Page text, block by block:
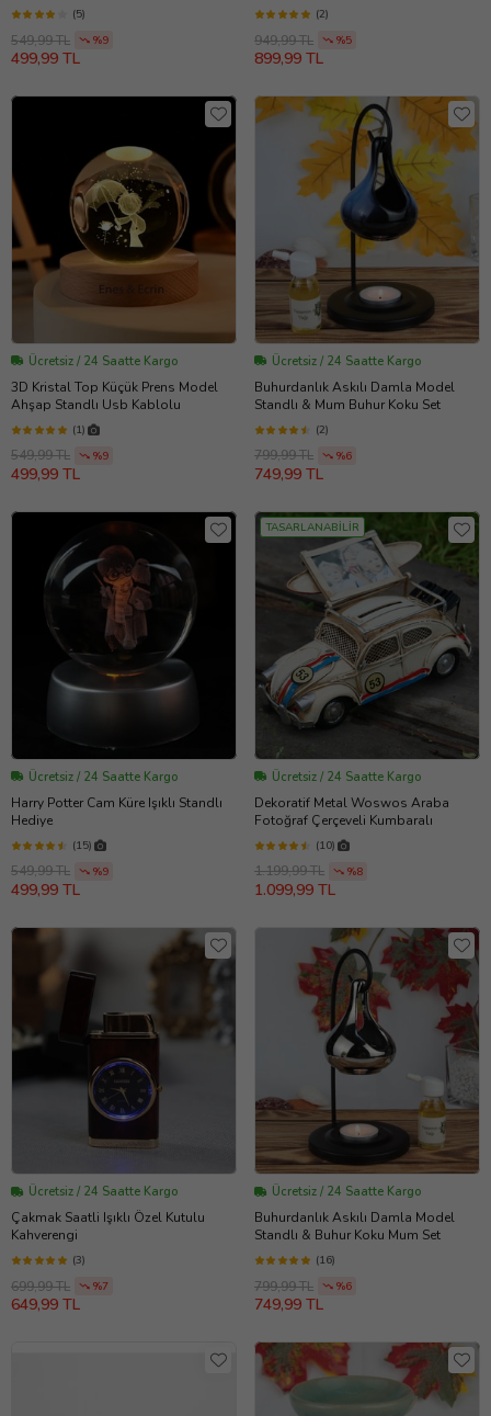
(5)
549,99 TL %9
499,99 TL
(2)
949,99 TL %5
899,99 TL
Ücretsiz / 24 Saatte Kargo
3D Kristal Top Küçük Prens Model
Ahşap Standlı Usb Kablolu
(1)
549,99 TL %9
499,99 TL
Ücretsiz / 24 Saatte Kargo
Buhurdanlık Askılı Damla Model
Standlı & Mum Buhur Koku Set
(2)
799,99 TL %6
749,99 TL
Ücretsiz / 24 Saatte Kargo
Harry Potter Cam Küre Işıklı Standlı
Hediye
(15)
549,99 TL %9
499,99 TL
TASARLANABİLİR
Ücretsiz / 24 Saatte Kargo
Dekoratif Metal Woswos Araba
Fotoğraf Çerçeveli Kumbaralı
(10)
1.199,99 TL %8
1.099,99 TL
Ücretsiz / 24 Saatte Kargo
Çakmak Saatli Işıklı Özel Kutulu
Kahverengi
(3)
699,99 TL %7
649,99 TL
Ücretsiz / 24 Saatte Kargo
Buhurdanlık Askılı Damla Model
Standlı & Buhur Koku Mum Set
(16)
799,99 TL %6
749,99 TL